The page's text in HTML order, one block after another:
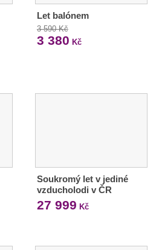
Let balónem
3 590 Kč
3 380 Kč
Soukromý let v jediné
vzducholodi v ČR
27 999 Kč